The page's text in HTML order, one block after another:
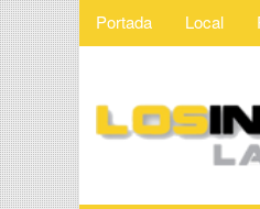
Portada Local